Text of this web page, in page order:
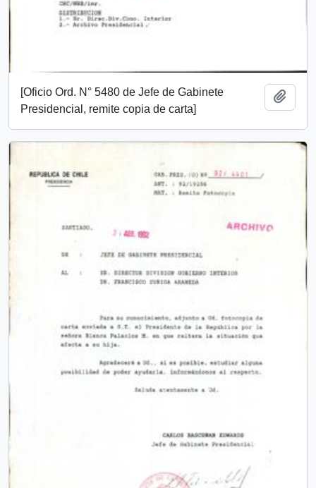
[Oficio Ord. N° 5480 de Jefe de Gabinete
Presidencial, remite copia de carta]